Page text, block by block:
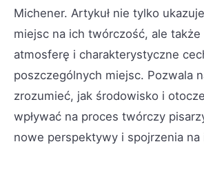
Michener. Artykuł nie tylko
miejsc na ich twórczość, ale także
atmosferę i charakterystyczne
poszczególnych miejsc. Pozwala
zrozumieć, jak środowisko i
wpływać na proces twórczy
nowe perspektywy i spojrzenia na